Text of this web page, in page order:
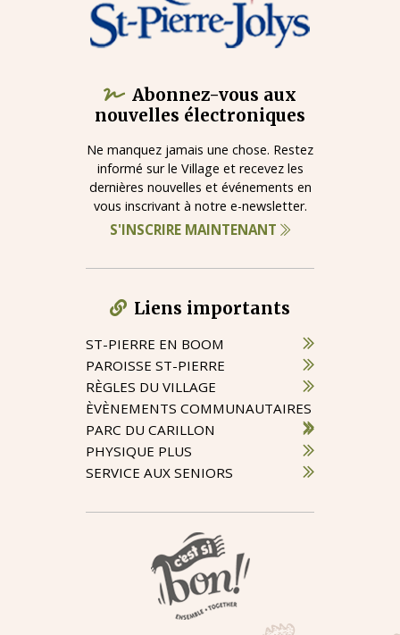
Abonnez-vous aux
nouvelles électroniques
Ne manquez jamais une chose. Restez
informé sur le Village et recevez les
dernières nouvelles et événements en
vous inscrivant à notre e-newsletter.
S'INSCRIRE MAINTENANT
Liens importants
ST-PIERRE EN BOOM
PAROISSE ST-PIERRE
RÈGLES DU VILLAGE
ÈVÈNEMENTS COMMUNAUTAIRES
PARC DU CARILLON
PHYSIQUE PLUS
SERVICE AUX SENIORS